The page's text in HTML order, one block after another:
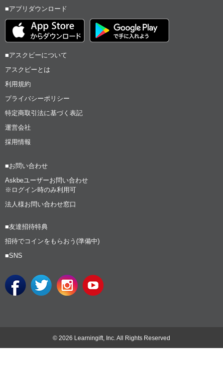
■アプリダウンロード
■アスクビーについて
アスクビーとは
利用規約
プライバシーポリシー
特定商取引法に基づく表記
運営会社
採用情報
■お問い合わせ
Askbeユーザーお問い合わせ
※ログイン時のみ利用可
法人様お問い合わせ窓口
■友達招待特典
招待でコインをもらおう(準備中)
■SNS
© 2026 Learningift, Inc. All Rights Reserved